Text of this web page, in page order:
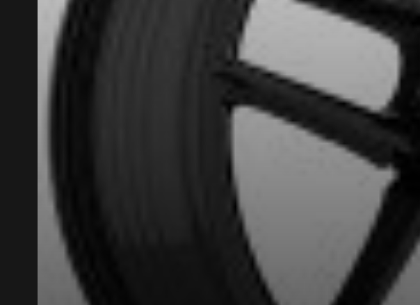
VOICI LES DIMENSIONS POUR VOTRE VÉHICULE
Que magasinez-vous?
Malheureusement, aucun résultat ne
présentement. Nous aimerions vous
service à la clientèle, qui se fera un